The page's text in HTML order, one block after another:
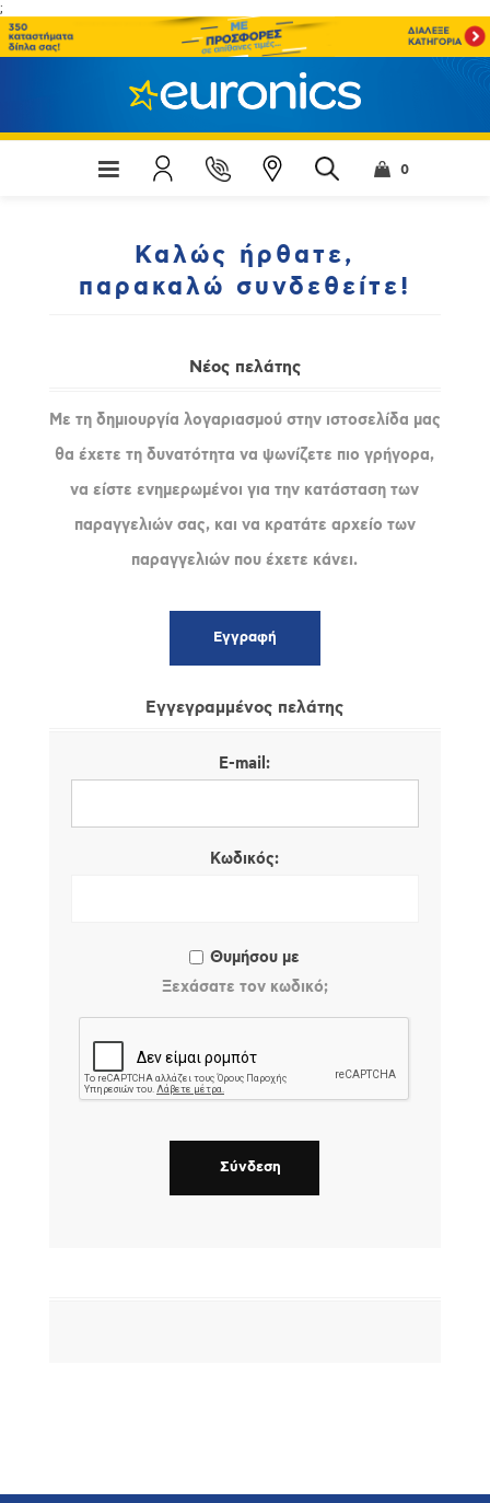
;
0
Καλώς ήρθατε,
παρακαλώ συνδεθείτε!
Νέος πελάτης
Με τη δημιουργία λογαριασμού στην ιστοσελίδα μας
θα έχετε τη δυνατότητα να ψωνίζετε πιο γρήγορα,
να είστε ενημερωμένοι για την κατάσταση των
παραγγελιών σας, και να κρατάτε αρχείο των
παραγγελιών που έχετε κάνει.
Εγγεγραμμένος πελάτης
E-mail:
Κωδικός:
Θυμήσου με
Ξεχάσατε τον κωδικό;